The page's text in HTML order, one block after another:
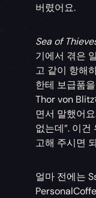
버렸어요.
Sea of
기에서 겪은
고 같이 항해
한테 보급품
Thor von
면서 말했어
없는데”. 이
고해 주시면
얼마 전에는